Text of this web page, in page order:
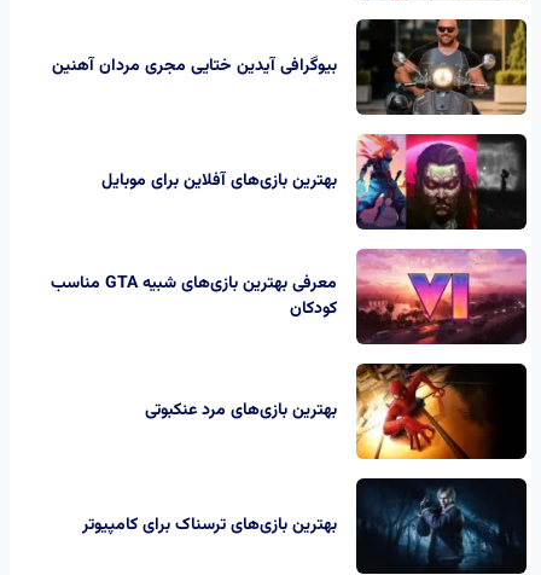
بیوگرافی آیدین ختایی مجری مردان آهنین
بهترین بازی‌های آفلاین برای موبایل
معرفی بهترین بازی‌های شبیه GTA مناسب
کودکان
بهترین بازی‌های مرد عنکبوتی
بهترین بازی‌های ترسناک برای کامپیوتر